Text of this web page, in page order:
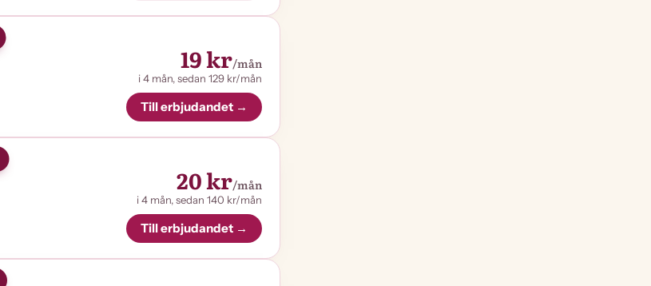
19 kr/mån
i 4 mån, sedan 129 kr/mån
Till erbjudandet →
20 kr/mån
i 4 mån, sedan 140 kr/mån
Till erbjudandet →